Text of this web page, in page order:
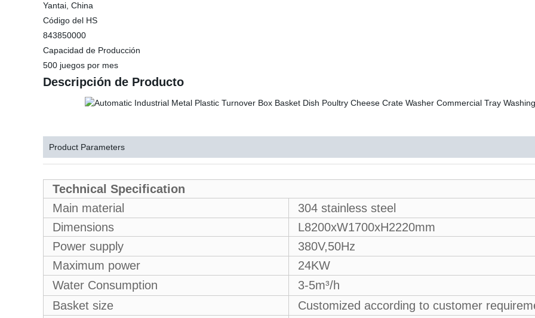
Yantai, China
Código del HS
843850000
Capacidad de Producción
500 juegos por mes
Descripción de Producto
Product Parameters
Technical Specification
Main material
304 stainless steel
Dimensions
L8200xW1700xH2220mm
Power supply
380V,50Hz
Maximum power
24KW
Water Consumption
3-5m³/h
Basket size
Customized according to customer